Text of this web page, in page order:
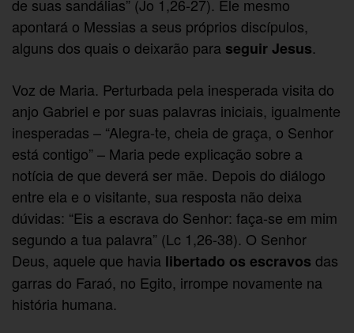
de suas sandálias” (Jo 1,26-27). Ele mesmo
apontará o Messias a seus próprios discípulos,
alguns dos quais o deixarão para seguir Jesus.
Voz de Maria. Perturbada pela inesperada visita do
anjo Gabriel e por suas palavras iniciais, igualmente
inesperadas – “Alegra-te, cheia de graça, o Senhor
está contigo” – Maria pede explicação sobre a
notícia de que deverá ser mãe. Depois do diálogo
entre ela e o visitante, sua resposta não deixa
dúvidas: “Eis a escrava do Senhor: faça-se em mim
segundo a tua palavra” (Lc 1,26-38). O Senhor
Deus, aquele que havia libertado os escravos das
garras do Faraó, no Egito, irrompe novamente na
história humana.